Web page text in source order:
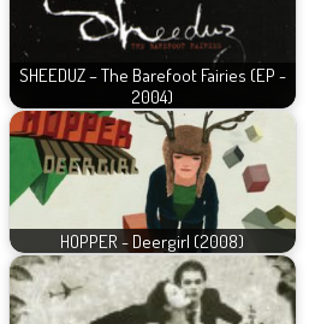
SHEEDUZ – The Barefoot Fairies (EP -
2004)
HOPPER - Deergirl (2008)